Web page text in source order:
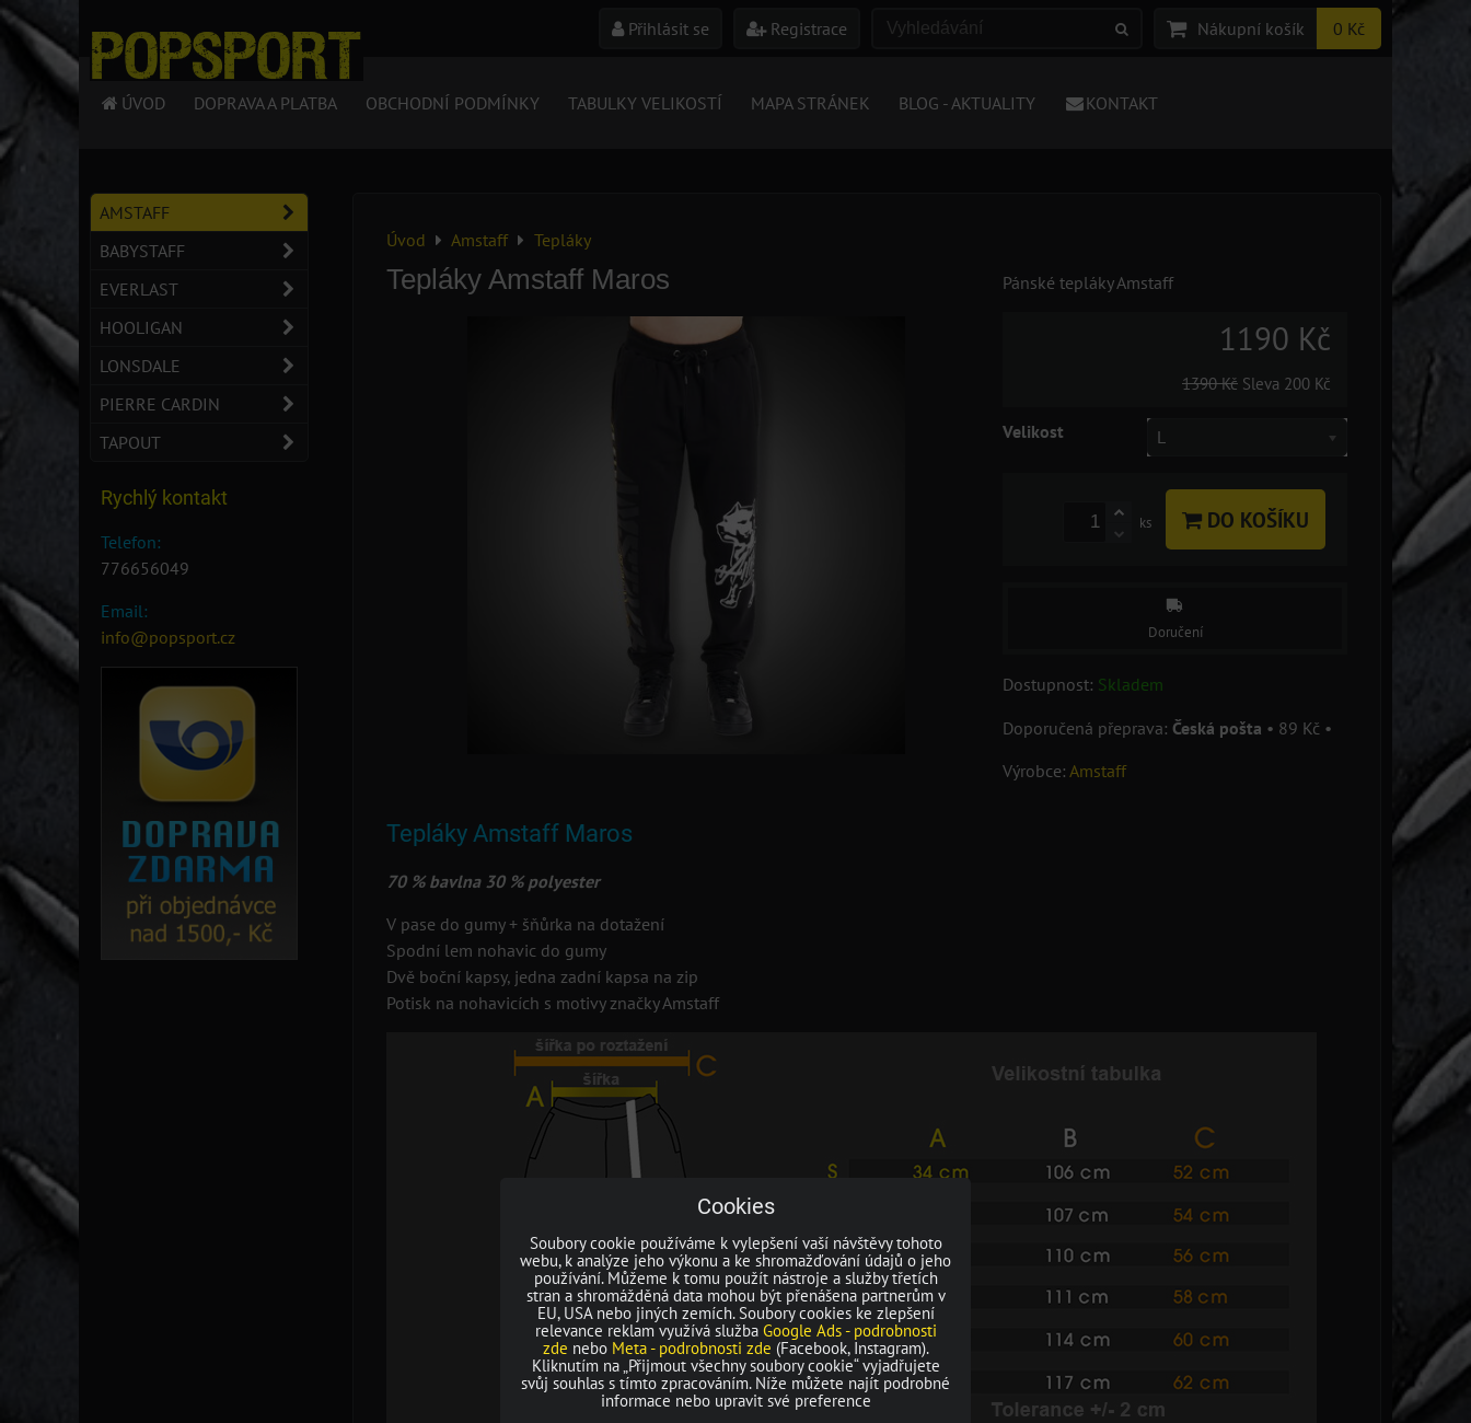
Přihlásit se Registrace Nákupní košík 0 Kč
ÚVOD DOPRAVA A PLATBA OBCHODNÍ PODMÍNKY TABULKY VELIKOSTÍ MAPA STRÁNEK BLOG - AKTUALITY KONTAKT
Úvod Amstaff Tepláky
Tepláky Amstaff Maros Pánské tepláky Amstaff
1190 Kč
1390 Kč Sleva 200 Kč
Velikost L
ks DO KOŠÍKU
Doručení
Dostupnost: Skladem
Česká pošta • 89 Kč •
Výrobce: Amstaff
Tepláky Amstaff Maros
70 % bavlna 30 % polyester
V pase do gumy + šňůrka na dotažení
Spodní lem nohavic do gumy
Dvě boční kapsy, jedna zadní kapsa na zip
Potisk na nohavicích s motivy značky Amstaff
AMSTAFF
BABYSTAFF
EVERLAST
HOOLIGAN
LONSDALE
PIERRE CARDIN
TAPOUT
Rychlý kontakt
Telefon:
776656049
Email:
info@popsport.cz
Cookies
Soubory cookie používáme k vylepšení vaší návštěvy tohoto
webu, k analýze jeho výkonu a ke shromažďování údajů o jeho
používání. Můžeme k tomu použít nástroje a služby třetích
stran a shromážděná data mohou být přenášena partnerům v
EU, USA nebo jiných zemích. Soubory cookies ke zlepšení
relevance reklam využívá služba Google Ads - podrobnosti
zde nebo Meta - podrobnosti zde (Facebook, Instagram).
Kliknutím na „Přijmout všechny soubory cookie“ vyjadřujete
svůj souhlas s tímto zpracováním. Níže můžete najít podrobné
informace nebo upravit své preference